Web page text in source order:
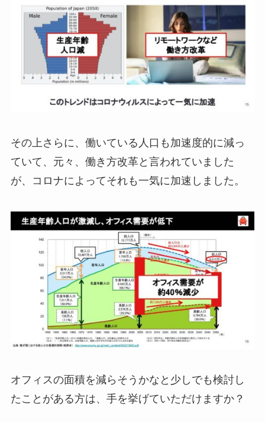
その上さらに、働いている人口も加速度的に減っ
ていて、元々、働き方改革と言われていました
が、コロナによってそれも一気に加速しました。
オフィスの面積を減らそうかなと少しでも検討し
たことがある方は、手を挙げていただけますか？